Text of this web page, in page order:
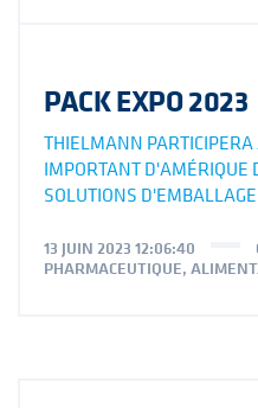
PACK EXPO 2023
THIELMANN
IMPORTANT D'AMÉRIQUE
SOLUTIONS
13 JUIN 2023 12:06:40
PHARMACEUTIQUE,